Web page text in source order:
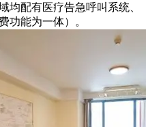
均配有医疗告急呼叫系统、
功能为一体）。